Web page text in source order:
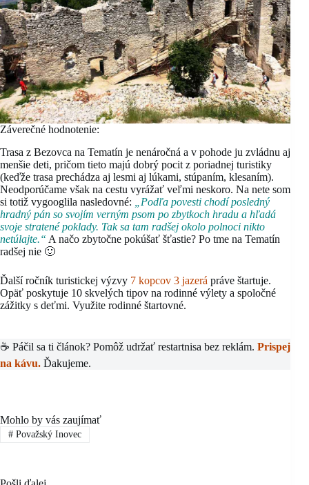
Záverečné hodnotenie:
Trasa z Bezovca na Tematín je nenáročná a v pohode ju zvládnu aj
menšie deti, pričom tieto majú dobrý pocit z poriadnej turistiky
(keďže trasa prechádza aj lesmi aj lúkami, stúpaním, klesaním).
Neodporúčame však na cestu vyrážať veľmi neskoro. Na nete som
si totiž vygooglila nasledovné:
„Podľa povesti chodí posledný
hradný pán so svojím verným psom po zbytkoch hradu a hľadá
svoje stratené poklady. Tak sa tam radšej okolo polnoci nikto
netúlajte.“ A načo zbytočne pokúšať šťastie? Po tme na Tematín
radšej nie 🙂
Ďalší ročník turistickej výzvy 7 kopcov 3 jazerá práve štartuje.
Opäť poskytuje 10 skvelých tipov na rodinné výlety a spoločné
zážitky s deťmi. Využite rodinné štartovné.
☕ Páčil sa ti článok? Pomôž udržať restartnisa bez reklám. Prispej
na kávu. Ďakujeme.
Mohlo by vás zaujímať
#Považský Inovec